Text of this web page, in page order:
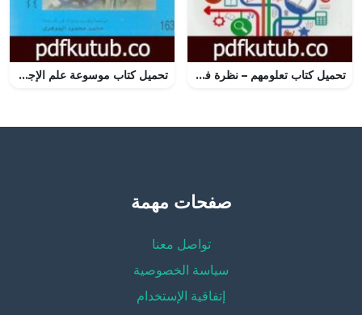
تحميل كتاب تعلومهم – نظرة في تعليم الدول العشر الأوائل في مجال التعليم عبر تعليمهم الأساسي PDF تأليف عزام بن محمد الدخيل مجانا [كامل] تحميل كتاب موسوعة علم الإجتماع – المجلد الأول PDF تأليف جوردن مارشال مجانا [كامل]
صفحات مهمة
تواصل معنا
سياسة الخصوصية
إتفاقية الإستخدام